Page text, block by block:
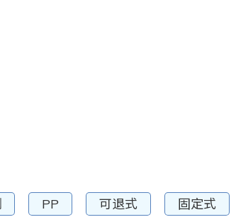
PP 可退式 固定式